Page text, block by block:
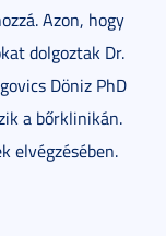
Azon, hogy
dolgoztak Dr.
Döniz PhD
a bőrklinikán.
elvégzésében.